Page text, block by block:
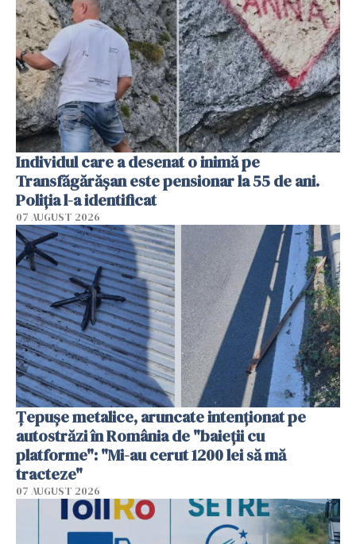
Individul care a desenat o inimă pe
Transfăgărășan este pensionar la 55 de ani.
Poliția l-a identificat
07 AUGUST 2026
Țepușe metalice, aruncate intenționat pe
autostrăzi în România de "baieții cu
platforme": "Mi-au cerut 1200 lei să mă
tracteze"
07 AUGUST 2026